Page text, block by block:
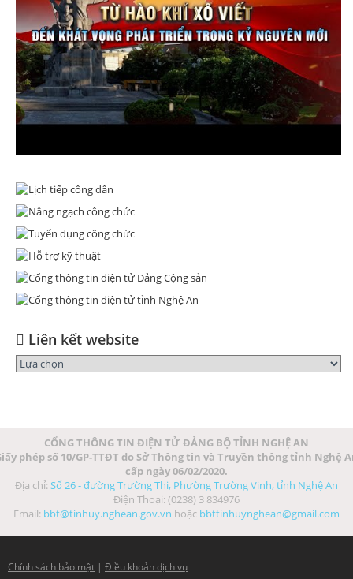
Liên kết website
CỔNG THÔNG TIN ĐIỆN TỬ ĐẢNG BỘ TỈNH NGHỆ AN
phép số 10/GP-TTĐT do Sở Thông tin và Truyền thông tỉnh Nghệ
cấp ngày 06/02/2020.
Địa chỉ: Số 26 - đường Trường Thi, Phường Trường Vinh, tỉnh Nghệ An
Điện Thoại: (0238) 3 834976
Email: bbt@tinhuy.nghean.gov.vn hoặc bbttinhuynghean@gmail.com
Chính sách bảo mật | Điều khoản dịch vụ